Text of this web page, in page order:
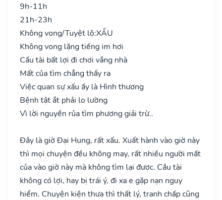
9h-11h
21h-23h
Không vong/Tuyệt lộ:XẤU
Không vong lặng tiếng im hơi
Cầu tài bất lợi đi chơi vắng nhà
Mất của tìm chẳng thấy ra
Việc quan sự xấu ấy là Hình thương
Bệnh tật ắt phải lo lường
Vì lời nguyền rủa tìm phương giải trừ..
Đây là giờ Đại Hung, rất xấu. Xuất hành vào giờ này
thì mọi chuyện đều không may, rất nhiều người mất
của vào giờ này mà không tìm lại được. Cầu tài
không có lợi, hay bị trái ý, đi xa e gặp nạn nguy
hiểm. Chuyện kiện thưa thì thất lý, tranh chấp cũng